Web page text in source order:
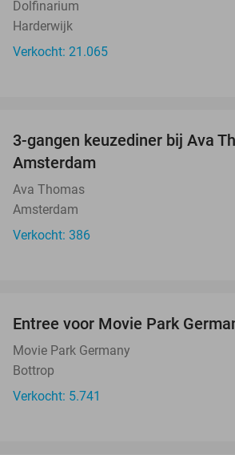
Dolfinarium
Harderwijk
Verkocht: 21.065
3-gangen keuzediner bij Ava
Amsterdam
Ava Thomas
Amsterdam
Verkocht: 386
Entree voor Movie Park
Movie Park Germany
Bottrop
Verkocht: 5.741